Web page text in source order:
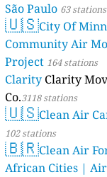
São Paulo 63 stations
🇺🇸City Of
Community Air
Project 164 stations
Clarity Clarity
Co.3118 stations
🇺🇸Clean Air
102 stations
🇧🇷Clean Air
African Cities |